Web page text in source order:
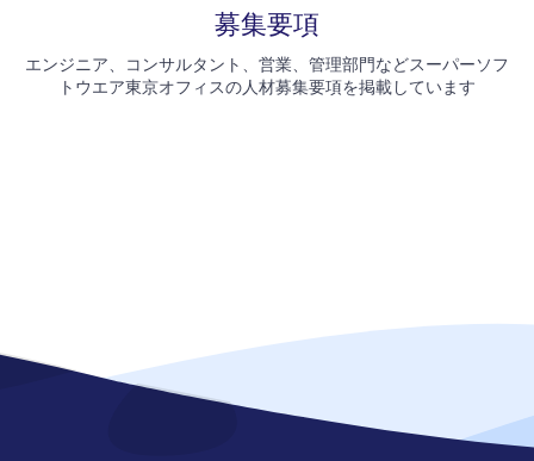
募集要項
エンジニア、コンサルタント、営業、管理部門などスーパーソフ
トウエア東京オフィスの人材募集要項を掲載しています